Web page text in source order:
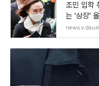
조민 입학
는 '상장'